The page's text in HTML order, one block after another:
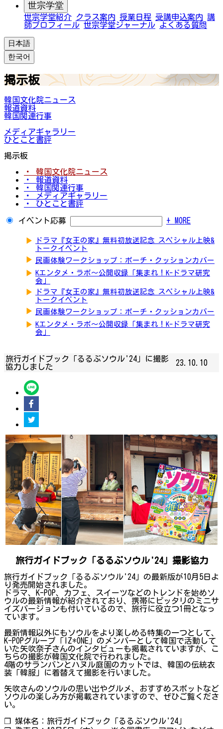
世宗学堂
世宗学堂紹介 クラス案内 授業日程 受講申込案内 講
師プロフィール 世宗学堂ジャーナル よくある質問
日本語
한국어
掲示板
韓国文化院ニュース
報道資料
韓国関連行事
メディアギャラリー
ひとこと書評
掲示板
・ 韓国文化院ニュース
・ 報道資料
・ 韓国関連行事
・ メディアギャラリー
・ ひとこと書評
イベント応募 + MORE
▶
ドラマ『女王の家』無料初放送記念 スペシャル上映&
トークイベント
▶ 民画体験ワークショップ：ポーチ・クッションカバー
▶ Kエンタメ・ラボ～公開収録「集まれ！K-ドラマ研究
会」
▶
ドラマ『女王の家』無料初放送記念 スペシャル上映&
トークイベント
▶ 民画体験ワークショップ：ポーチ・クッションカバー
▶ Kエンタメ・ラボ～公開収録「集まれ！K-ドラマ研究
会」
旅行ガイドブック「るるぶソウル'24」に撮影
協力しました
23.10.10
旅行ガイドブック「るるぶソウル'24」撮影協力
旅行ガイドブック「るるぶソウル'24」の最新版が10月5日よ
り発売開始されました。
ドラマ、K-POP、カフェ、スイーツなどのトレンドを始めソ
ウルの最新情報が紹介されており、携帯にピッタリのミニサ
イズバージョンも付いているので、旅行に役立つ1冊となっ
ています。
最新情報以外にもソウルをより楽しめる特集の一つとして、
K-POPグループ「IZ*ONE」のメンバーとして韓国で活動して
いた矢吹奈子さんのインタビューも掲載されていますが、こ
ちらの撮影が韓国文化院で行われました。
4階のサランバンとハヌル庭園のカットでは、韓国の伝統衣
装「韓服」に着替えて撮影を行いました。
矢吹さんのソウルの思い出やグルメ、おすすめスポットなど
ソウルの楽しみ方が掲載されていますので、ぜひご覧くださ
い。
❐ 媒体名：旅行ガイドブック「るるぶソウル'24」